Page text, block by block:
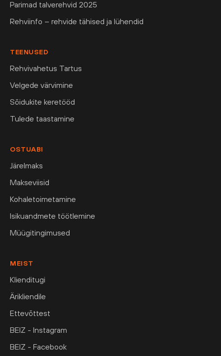
Parimad talverehvid 2025
Rehviinfo – rehvide tähised ja lühendid
TEENUSED
Rehvivahetus Tartus
Velgede värvimine
Sõidukite keretööd
Tulede taastamine
OSTUABI
Järelmaks
Makseviisid
Kohaletoimetamine
Isikuandmete töötlemine
Müügitingimused
MEIST
Klienditugi
Ärikliendile
Ettevõttest
BEIZ - Instagram
BEIZ - Facebook